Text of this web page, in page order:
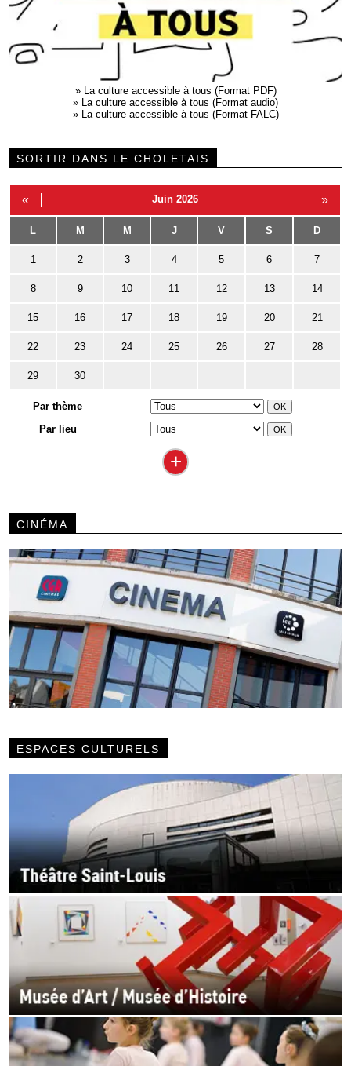
» La culture accessible à tous (Format PDF)
» La culture accessible à tous (Format audio)
» La culture accessible à tous (Format FALC)
SORTIR DANS LE CHOLETAIS
« Juin 2026 »
L M M J V S D
1 2 3 4 5 6 7
8 9 10 11 12 13 14
15 16 17 18 19 20 21
22 23 24 25 26 27 28
29 30
Par thème
Par lieu
+
CINÉMA
ESPACES CULTURELS